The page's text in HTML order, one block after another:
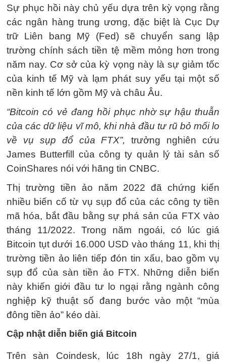
Sự phục hồi này chủ yếu dựa trên kỳ vọng rằng
các ngân hàng trung ương, đặc biệt là Cục Dự
trữ Liên bang Mỹ (Fed) sẽ chuyển sang lập
trường chính sách tiền tệ mềm mỏng hơn trong
năm nay. Cơ sở của kỳ vọng này là sự giảm tốc
của kinh tế Mỹ và lạm phát suy yếu tại một số
nền kinh tế lớn gồm Mỹ và châu Âu.
“Bitcoin có vẻ đang hồi phục nhờ sự hậu thuẫn
của các dữ liệu vĩ mô, khi nhà đầu tư rũ bỏ mối lo
về vụ sụp đổ của FTX”,
trưởng nghiên cứu
James Butterfill của công ty quản lý tài sản số
CoinShares nói với hãng tin CNBC.
Thị trường tiền ảo năm 2022 đã chứng kiến
nhiều biến cố từ vụ sụp đổ của các công ty tiền
mã hóa, bắt đầu bằng sự phá sản của FTX vào
tháng 11/2022. Trong năm ngoái, có lúc giá
Bitcoin tụt dưới 16.000 USD vào tháng 11, khi thị
trường tiền ảo liên tiếp đón tin xấu, bao gồm vụ
sụp đổ của sàn tiền ảo FTX. Những diễn biến
này khiến giới đầu tư lo ngại rằng ngành công
nghiệp kỹ thuật số đang bước vào một “mùa
đông tiền ảo” kéo dài.
Cập nhật diễn biến giá Bitcoin
Trên sàn Coindesk, lúc 18h ngày 27/1, giá